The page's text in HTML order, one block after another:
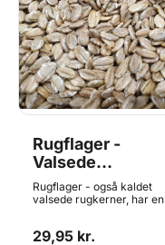
Rugflager -
Valsede
Rugkerner, 500g
Rugflager - også kaldet
valsede rugkerner, har en
rugbrød og andet groft
29,95 kr.